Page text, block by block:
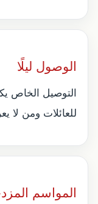
الوصول ليلًا
التوصيل الخاص
للعائلات ومن لا
المواسم